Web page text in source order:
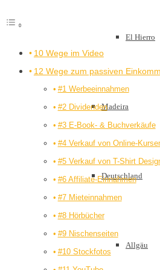
El Hierro
Madeira
Deutschland
Allgäu
10 Wege im Video
12 Wege zum passiven
#1 Werbeeinnahmen
#2 Dividenden
#3 E-Book- & Buchverkäufe
#4 Verkauf von Online-
#5 Verkauf von T-Shirt
#6 Affiliate-Einnahmen
#7 Mieteinnahmen
#8 Hörbücher
#9 Nischenseiten
#10 Stockfotos